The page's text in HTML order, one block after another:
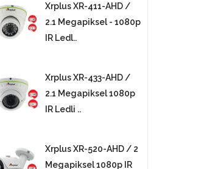
Xrplus XR-411-AHD /
2.1 Megapiksel - 1080p
IR Ledl..
Xrplus XR-433-AHD /
2.1 Megapiksel 1080p
IR Ledli ..
Xrplus XR-520-AHD / 2
Megapiksel 1080p IR